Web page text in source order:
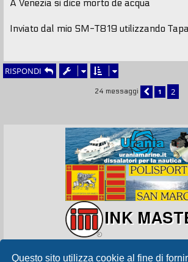
Questo sito utilizza cookie al fine di
s
g
A Venezia si dice morto de acqua
Inviato dal mio SM-T819 utilizzando
RISPONDI
24 messaggi
PRECEDENTE
1 2
Indice